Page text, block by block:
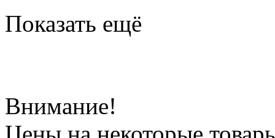
Показать ещё
Внимание!